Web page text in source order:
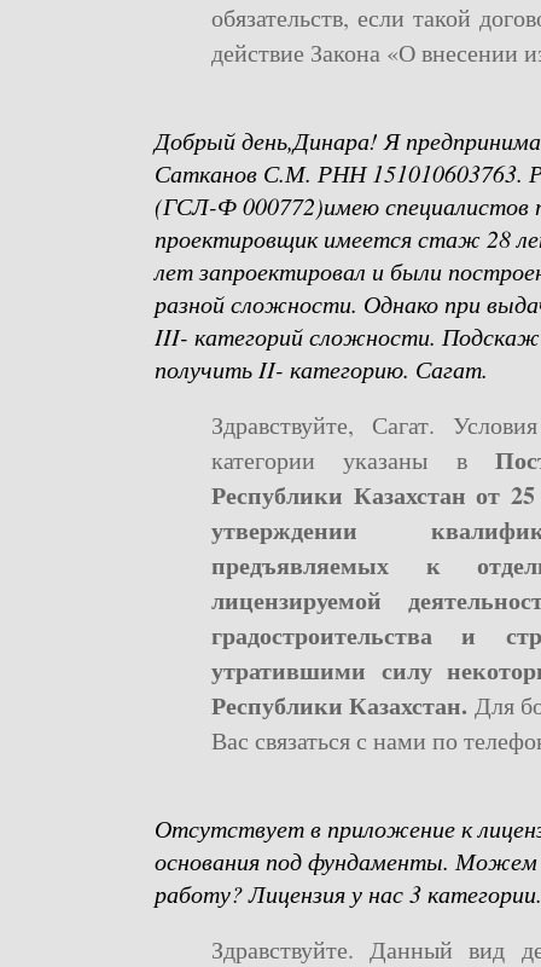
обязательств, если такой
действие Закона «О
Добрый день,Динара! Я
Сатканов С.М. РНН 151010603763.
(ГСЛ-Ф 000772)имею специалистов
проектировщик имеется стаж 28
лет запроектировал и были
разной сложности. Однако при
III- категорий сложности.
получить II- категорию. Сагат.
Здравствуйте, Сагат.
категории указаны в
Республики Казахстан от
утверждении
предъявляемых к
лицензируемой
градостроительства и
утратившими силу
Республики Казахстан. Для
Вас связаться с нами по
Отсутствует в приложение к
основания под фундаменты.
работу? Лицензия у нас 3
Здравствуйте. Данный вид